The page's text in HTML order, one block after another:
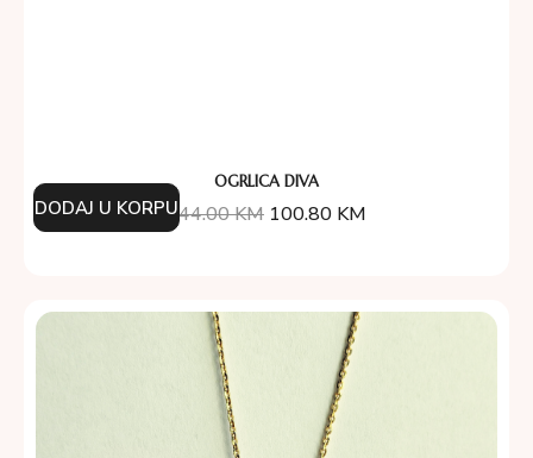
OGRLICA DIVA
144.00KM 100.80 KM
DODAJ U KORPU